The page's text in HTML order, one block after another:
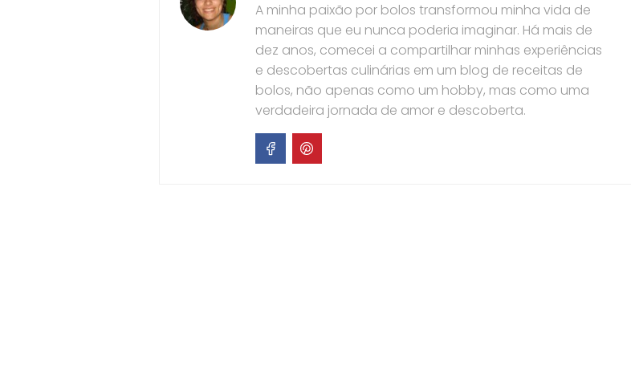
A minha paixão por bolos transformou minha vida de
maneiras que eu nunca poderia imaginar. Há mais de
dez anos, comecei a compartilhar minhas experiências
e descobertas culinárias em um blog de receitas de
bolos, não apenas como um hobby, mas como uma
verdadeira jornada de amor e descoberta.